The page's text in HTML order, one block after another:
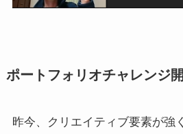
ポートフォリオチャレンジ
昨今、クリエイティブ要素が強